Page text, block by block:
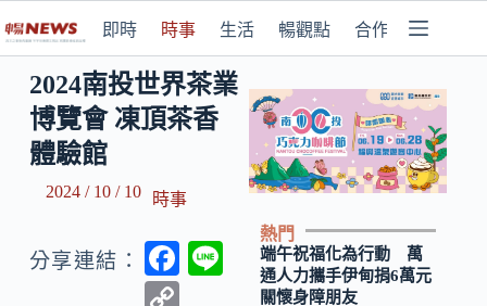
即時 時事 生活 暢觀點 合作媒體
2024南投世界茶業
博覽會 凍頂茶香
體驗館
2024 / 10 / 10 時事
分享連結：
F
熱門
端午祝福化為行動 萬
通人力攜手伊甸捐6萬元
關懷身障朋友